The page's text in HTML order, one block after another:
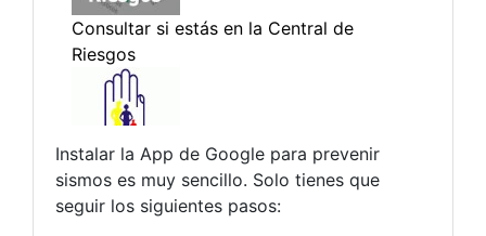
Instalar la App de Google para prevenir
sismos es muy sencillo. Solo tienes que
seguir los siguientes pasos: